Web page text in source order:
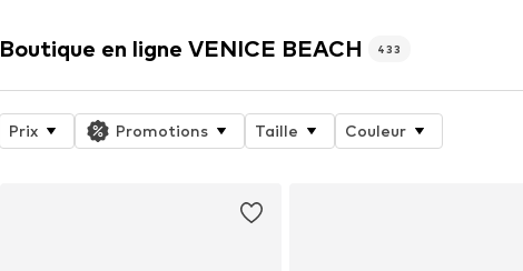
Boutique en ligne VENICE BEACH 433
Prix Promotions Taille Couleur